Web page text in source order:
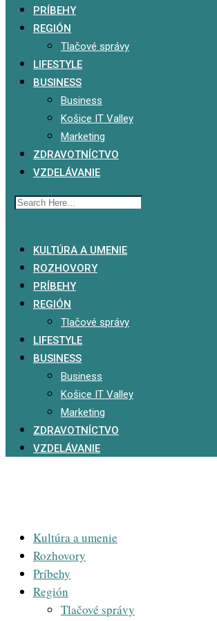
PRÍBEHY
REGIÓN
Tlačové správy
LIFESTYLE
BUSINESS
Business
Košice IT Valley
Marketing
ZDRAVOTNÍCTVO
VZDELÁVANIE
KULTÚRA A UMENIE
ROZHOVORY
PRÍBEHY
REGIÓN
Tlačové správy
LIFESTYLE
BUSINESS
Business
Košice IT Valley
Marketing
ZDRAVOTNÍCTVO
VZDELÁVANIE
Kultúra a umenie
Rozhovory
Príbehy
Región
Tlačové správy